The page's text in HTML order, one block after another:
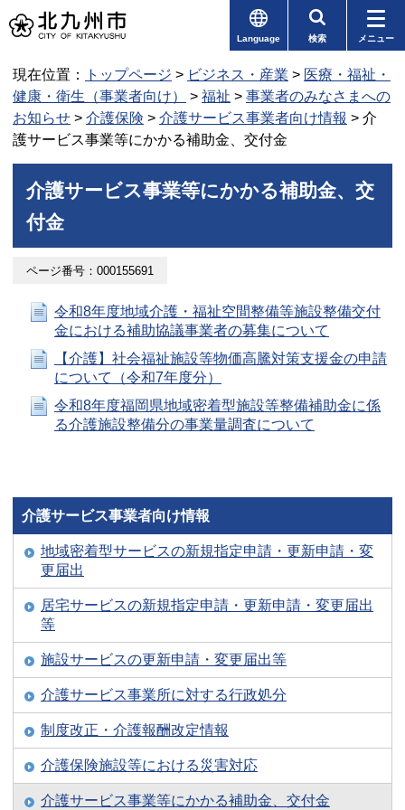
Language 検索 メニュー
現在位置： トップページ > ビジネス・産業 > 医療・福祉・
健康・衛生（事業者向け）
> 福祉 > 事業者のみなさまへの
お知らせ > 介護保険 > 介護サービス事業者向け情報 > 介
護サービス事業等にかかる補助金、交付金
介護サービス事業等にかかる補助金、交
付金
ページ番号：000155691
令和8年度地域介護・福祉空間整備等施設整備交付
金における補助協議事業者の募集について
【介護】社会福祉施設等物価高騰対策支援金の申請
について（令和7年度分）
令和8年度福岡県地域密着型施設等整備補助金に係
る介護施設整備分の事業量調査について
介護サービス事業者向け情報
地域密着型サービスの新規指定申請・更新申請・変
更届出
居宅サービスの新規指定申請・更新申請・変更届出
等
施設サービスの更新申請・変更届出等
介護サービス事業所に対する行政処分
制度改正・介護報酬改定情報
介護保険施設等における災害対応
介護サービス事業等にかかる補助金、交付金